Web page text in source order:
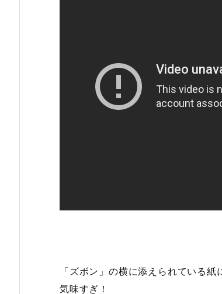
「ズボン」の横に添えられている
気味すぎ！